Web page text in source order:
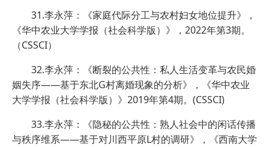
31.李永萍：《家庭代际分工与农村妇女地位提升》，
《华中农业大学学报（社会科学版）》，2022年第3期。
（CSSCI）
32.李永萍：《断裂的公共性：私人生活变革与农民婚
姻失序——基于东北G村离婚现象的分析》，《华中农业
大学学报（社会科学版）》2019年第4期。(CSSCI)
33.李永萍：《隐秘的公共性：熟人社会中的闲话传播
与秩序维系——基于对川西平原L村的调研》，《西南大学